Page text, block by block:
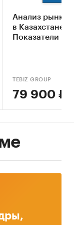
2030 г.
Анализ рынка
в Казахстане -
Показатели и
TEBIZ GROUP
79 900 ₽